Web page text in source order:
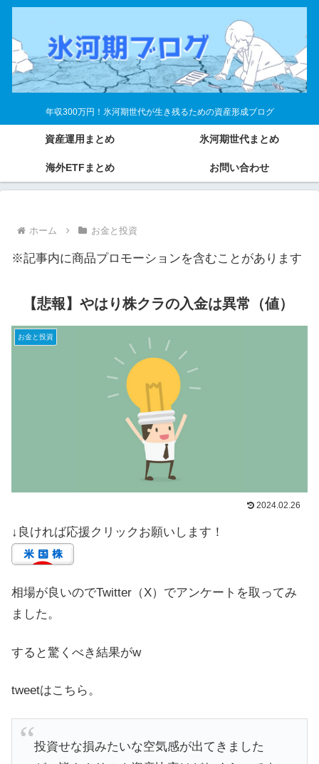
年収300万円！氷河期世代が生き残るための資産形成ブログ
資産運用まとめ 氷河期世代まとめ
海外ETFまとめ お問い合わせ
ホーム お金と投資
※記事内に商品プロモーションを含むことがあります
【悲報】やはり株クラの入金は異常（値）
お金と投資
2024.02.26
↓良ければ応援クリックお願いします！
相場が良いのでTwitter（X）でアンケートを取ってみ
ました。
すると驚くべき結果がw
tweetはこちら。
投資せな損みたいな空気感が出てきました